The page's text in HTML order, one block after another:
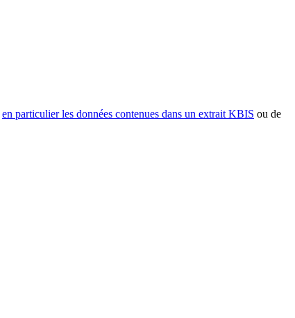
en particulier les données contenues dans un extrait KBIS ou de